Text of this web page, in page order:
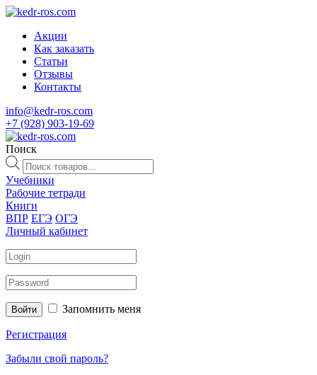
Акции
Как заказать
Статьи
Отзывы
Контакты
info@kedr-ros.com
+7 (928) 903-19-69
Поиск
Поиск
товаров
Учебники
Рабочие тетради
Книги
ВПР ЕГЭ ОГЭ
Личный кабинет
Войти Запомнить меня
Регистрация
Забыли свой пароль?